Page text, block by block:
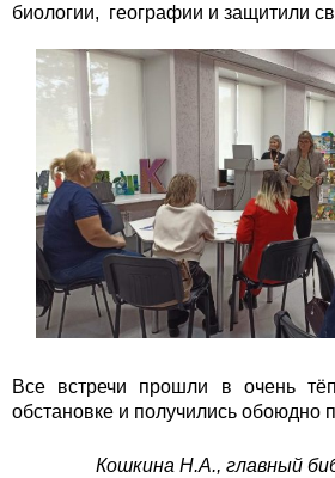
биологии, географии и защитили
Все встречи прошли в очень
обстановке и получились обоюдно
Кошкина Н.А., главный